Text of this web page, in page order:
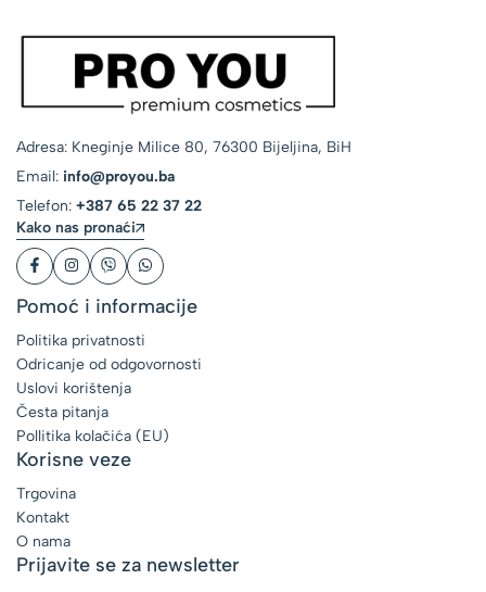
Adresa: Kneginje Milice 80, 76300 Bijeljina, BiH
Email: info@proyou.ba
Telefon: +387 65 22 37 22
Kako nas pronaći
Pomoć i informacije
Politika privatnosti
Odricanje od odgovornosti
Uslovi korištenja
Česta pitanja
Pollitika kolačića (EU)
Korisne veze
Trgovina
Kontakt
O nama
Prijavite se za newsletter